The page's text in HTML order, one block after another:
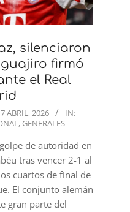
silenciaron
firmó
el Real
7 ABRIL, 2026
IN:
, GENERALES
de autoridad en
tras vencer 2-1 al
cuartos de final de
El conjunto alemán
gran parte del